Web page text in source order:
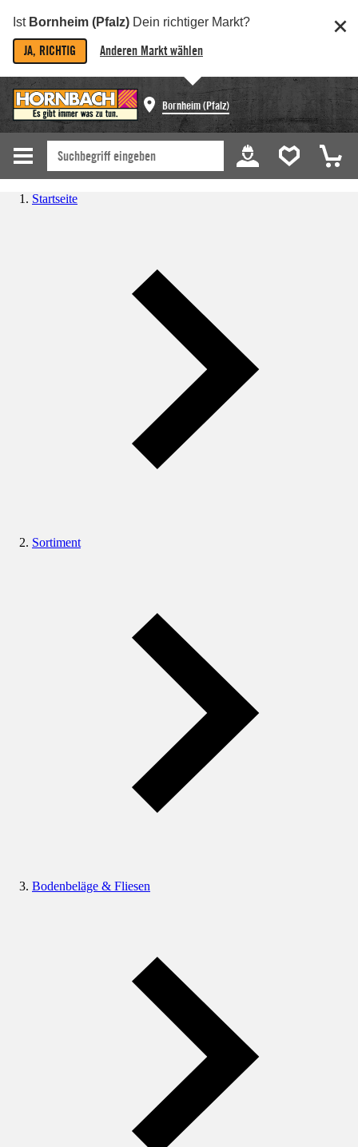
Ist Bornheim (Pfalz) Dein richtiger Markt?
JA, RICHTIG Anderen Markt wählen
Bornheim (Pfalz)
Startseite
Sortiment
Bodenbeläge & Fliesen